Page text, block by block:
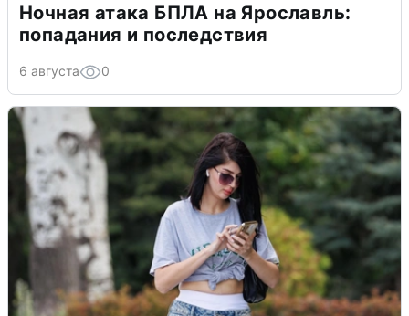
Ночная атака БПЛА на Ярославль:
попадания и последствия
6 августа 0